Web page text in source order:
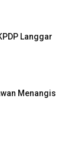
Langgar
Menangis